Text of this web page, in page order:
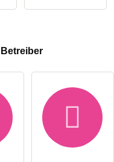
Fragean den
Betreiber